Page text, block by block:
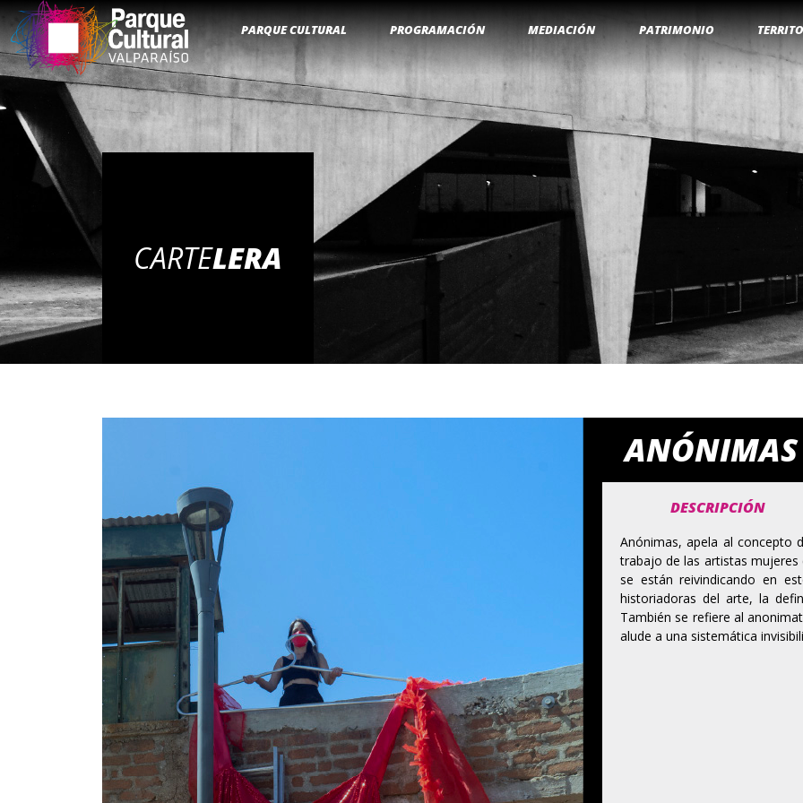
PARQUE CULTURAL PROGRAMACIÓN MEDIACIÓN PATRIMONIO
CARTELERA
ANÓNIMAS
DESCRIPCIÓN
Anónimas, apela al concepto
trabajo de las artistas mujeres
se están reivindicando en
historiadoras del arte, la
También se refiere al
alude a una sistemática